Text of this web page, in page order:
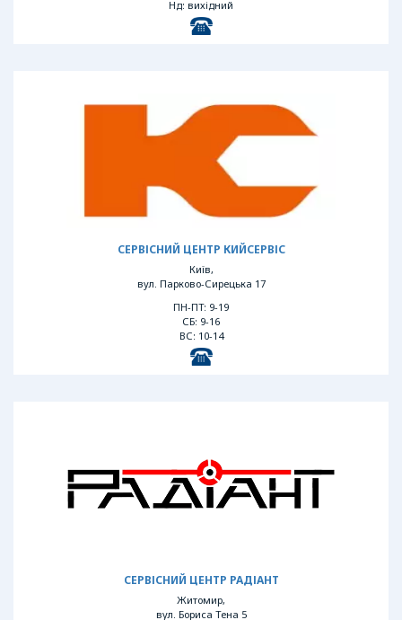
Нд: вихідний
СЕРВІСНИЙ ЦЕНТР КИЙСЕРВІС
Київ,
вул. Парково-Сирецька 17
ПН-ПТ: 9-19
СБ: 9-16
ВС: 10-14
СЕРВІСНИЙ ЦЕНТР РАДІАНТ
Житомир,
вул. Бориса Тена 5